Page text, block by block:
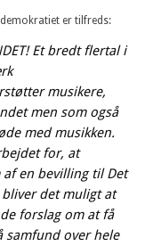
er tilfreds:
Et bredt flertal i
musikere,
men som også
med musikken.
for, at
en bevilling til Det
bliver det muligt at
forslag om at få
samfund over hele